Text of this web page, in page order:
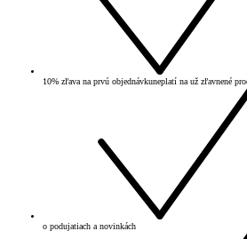
10% zľava na prvú objednávkuneplatí na už zľavnené
o podujatiach a novinkách